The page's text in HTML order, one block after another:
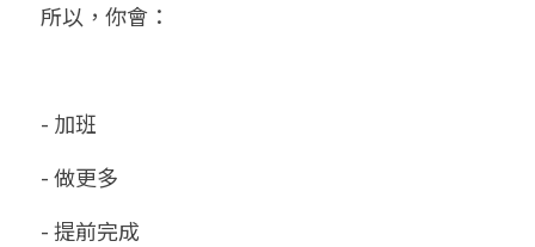
所以，你會：
- 加班
- 做更多
- 提前完成